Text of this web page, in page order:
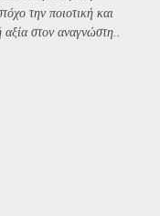
την ποιοτική και
αξία στον αναγνώστη..